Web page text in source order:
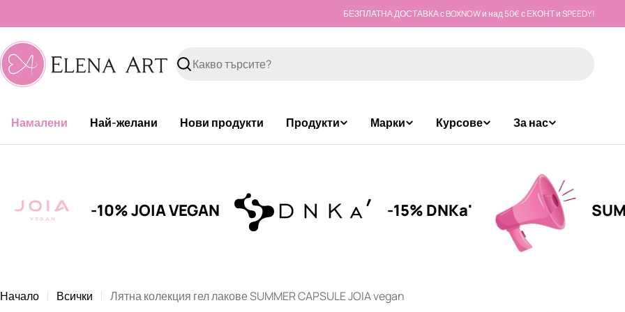
съдържанието
БЕЗПЛАТНА ДОСТАВКА с BOXNOW и над 50€ с ЕКОНТ и SPEEDY!
Търсене
Намалени Най-желани Нови продукти Продукти Марки Курсове За нас
-10% JOIA VEGAN -15% DNKa' SUMMER
Начало Всички Лятна колекция гел лакове SUMMER CAPSULE JOIA vegan